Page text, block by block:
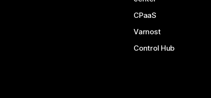
CPaaS
Varnost
Control Hub